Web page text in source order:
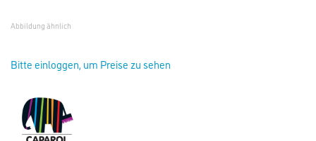
Abbildung ähnlich
Bitte einloggen, um Preise zu sehen